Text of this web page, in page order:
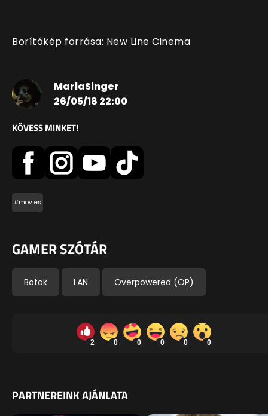
Borítókép forrása: New Line Cinema
MarlaSinger
26/05/18 22:00
KÖVESS MINKET!
#movies
GAMER SZÓTÁR
Botok LAN Overpowered (OP)
2 0 0 0 0 0
PARTNEREINK AJÁNLATA